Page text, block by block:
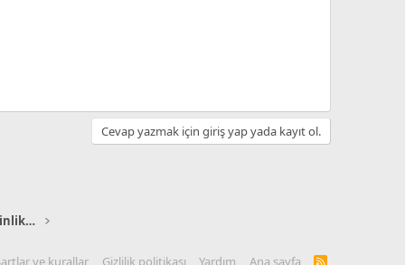
Cevap yazmak için giriş yap yada kayıt ol.
I. Dünya Savaşı ve Osmanlı Devleti Etkinlikleri
ve kurallar Gizlilik politikası Yardım Ana sayfa
R